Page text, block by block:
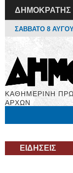
ΔΗΜΟΚΡΑΤΗΣ
ΣΑΒΒΑΤΟ 8
ΚΑΘΗΜΕΡΙΝΗ
ΑΡΧΩΝ
ΕΙΔΗΣΕΙΣ